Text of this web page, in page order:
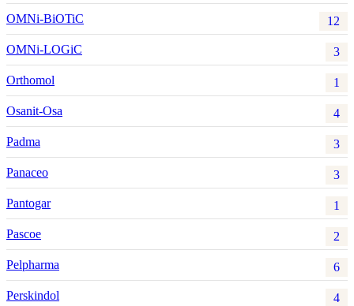
OMNi-BiOTiC 12
OMNi-LOGiC 3
Orthomol 1
Osanit-Osa 4
Padma 3
Panaceo 3
Pantogar 1
Pascoe 2
Pelpharma 6
Perskindol 4